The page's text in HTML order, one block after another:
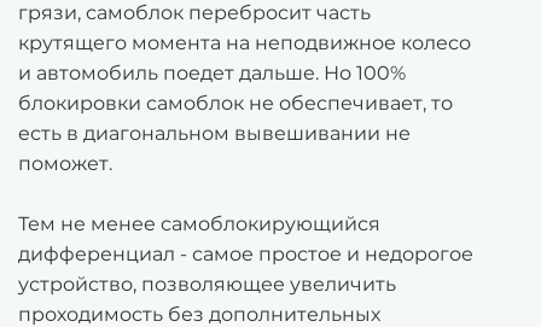
грязи, самоблок перебросит часть
крутящего момента на неподвижное колесо
и автомобиль поедет дальше. Но 100%
блокировки самоблок не обеспечивает, то
есть в диагональном вывешивании не
поможет.
Тем не менее самоблокирующийся
дифференциал - самое простое и недорогое
устройство, позволяющее увеличить
проходимость без дополнительных